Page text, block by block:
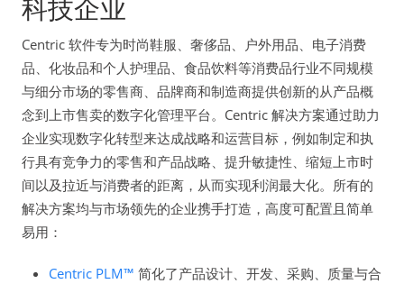
科技企业
Centric 软件专为时尚鞋服、奢侈品、户外用品、电子消费
品、化妆品和个人护理品、食品饮料等消费品行业不同规模
与细分市场的零售商、品牌商和制造商提供创新的从产品概
念到上市售卖的数字化管理平台。Centric 解决方案通过助力
企业实现数字化转型来达成战略和运营目标，例如制定和执
行具有竞争力的零售和产品战略、提升敏捷性、缩短上市时
间以及拉近与消费者的距离，从而实现利润最大化。所有的
解决方案均与市场领先的企业携手打造，高度可配置且简单
易用：
Centric PLM™ 简化了产品设计、开发、采购、质量与合